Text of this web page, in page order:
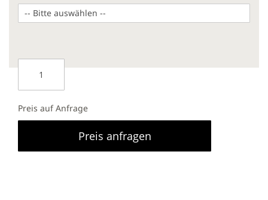
Preis auf Anfrage
Preis anfragen